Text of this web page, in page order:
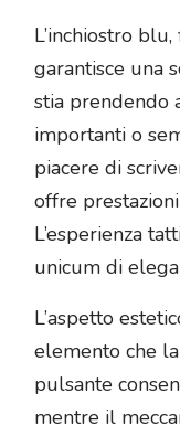
L’inchiostro
garantisce una
stia prendendo
importanti o
piacere di
offre
L’esperienza
unicum di
L’aspetto
elemento che
pulsante
mentre il